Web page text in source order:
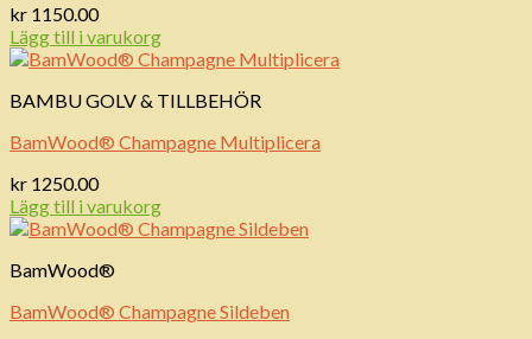
kr 1150.00
Lägg till i varukorg
BAMBU GOLV & TILLBEHÖR
BamWood® Champagne Multiplicera
kr 1250.00
Lägg till i varukorg
BamWood®
BamWood® Champagne Sildeben